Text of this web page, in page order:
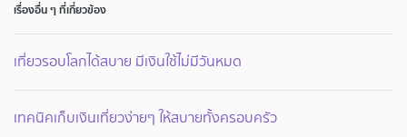
เรื่องอื่น ๆ ที่เกี่ยวข้อง
เที่ยวรอบโลกได้สบาย มีเงินใช้ไม่มีวันหมด
เทคนิคเก็บเงินเที่ยวง่ายๆ ให้สบายทั้งครอบครัว